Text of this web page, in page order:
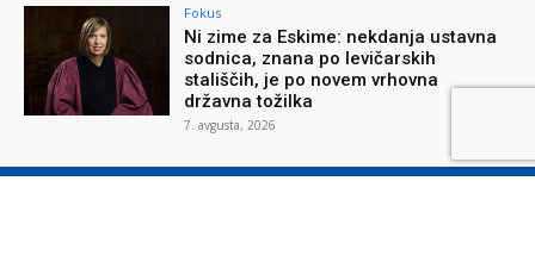
Fokus
Ni zime za Eskime: nekdanja ustavna
sodnica, znana po levičarskih
stališčih, je po novem vrhovna
državna tožilka
7. avgusta, 2026